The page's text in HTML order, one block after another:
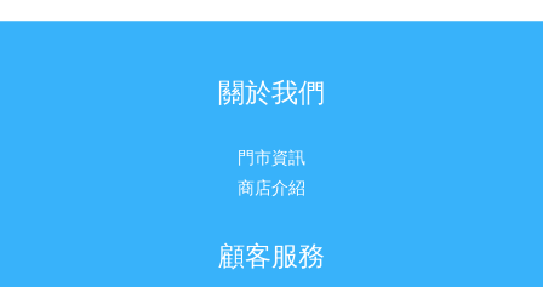
關於我們
門市資訊
商店介紹
顧客服務